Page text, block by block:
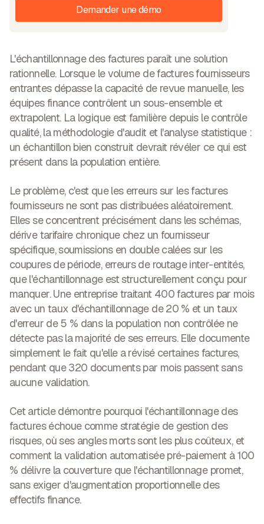
Demander une démo
L'échantillonnage des factures paraît une solution
rationnelle. Lorsque le volume de factures fournisseurs
entrantes dépasse la capacité de revue manuelle, les
équipes finance contrôlent un sous-ensemble et
extrapolent. La logique est familière depuis le contrôle
qualité, la méthodologie d'audit et l'analyse statistique :
un échantillon bien construit devrait révéler ce qui est
présent dans la population entière.
Le problème, c'est que les erreurs sur les factures
fournisseurs ne sont pas distribuées aléatoirement.
Elles se concentrent précisément dans les schémas,
dérive tarifaire chronique chez un fournisseur
spécifique, soumissions en double calées sur les
coupures de période, erreurs de routage inter-entités,
que l'échantillonnage est structurellement conçu pour
manquer.Une entreprise traitant 400 factures par mois
avec un taux d'échantillonnage de 20 % et un taux
d'erreur de 5 % dans la population non contrôlée ne
détecte pas la majorité de ses erreurs. Elle documente
simplement le fait qu'elle a révisé certaines factures,
pendant que 320 documents par mois passent sans
aucune validation.
Cet article démontre pourquoi l'échantillonnage des
factures échoue comme stratégie de gestion des
risques, où ses angles morts sont les plus coûteux, et
comment la validation automatisée pré-paiement à 100
% délivre la couverture que l'échantillonnage promet,
sans exiger d'augmentation proportionnelle des
effectifs finance.